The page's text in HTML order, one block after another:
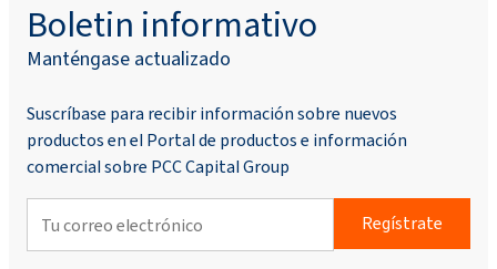
Boletin informativo
Manténgase actualizado
Suscríbase para recibir información sobre nuevos
productos en el Portal de productos e información
comercial sobre PCC Capital Group
Regístrate